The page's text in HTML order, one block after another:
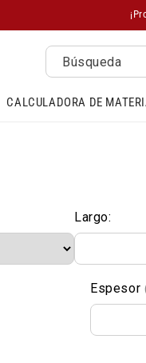
CALCULADORA DE
Búsqueda
Largo:
Espesor